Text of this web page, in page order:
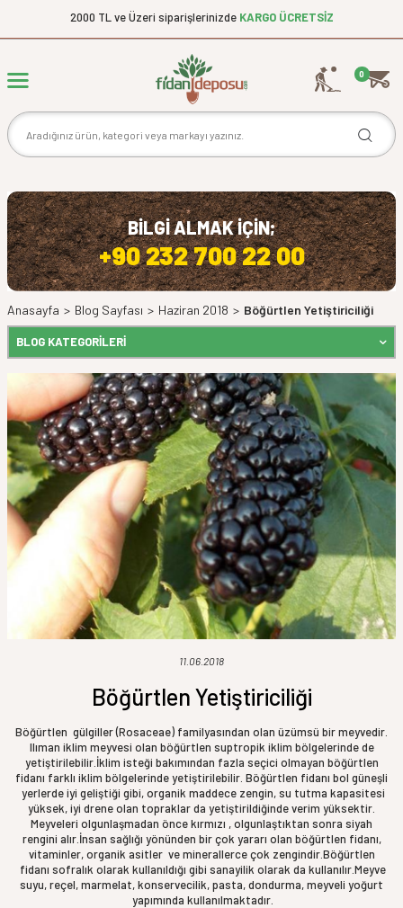
2000 TL ve Üzeri siparişlerinizde KARGO ÜCRETSİZ
0
BİLGİ ALMAK İÇİN;
+90 232 700 22 00
Anasayfa > Blog Sayfası > Haziran 2018 > Böğürtlen Yetiştiriciliği
BLOG KATEGORILERI
11.06.2018
Böğürtlen Yetiştiriciliği
Böğürtlen gülgiller (Rosaceae) familyasından olan üzümsü bir meyvedir.
Ilıman iklim meyvesi olan böğürtlen suptropik iklim bölgelerinde de
yetiştirilebilir.İklim isteği bakımından fazla seçici olmayan böğürtlen
fidanı farklı iklim bölgelerinde yetiştirilebilir. Böğürtlen fidanı bol güneşli
yerlerde iyi geliştiği gibi, organik maddece zengin, su tutma kapasitesi
yüksek, iyi drene olan topraklar da yetiştirildiğinde verim yüksektir.
Meyveleri olgunlaşmadan önce kırmızı , olgunlaştıktan sonra siyah
rengini alır.İnsan sağlığı yönünden bir çok yararı olan böğürtlen fidanı,
vitaminler, organik asitler ve minerallerce çok zengindir.Böğürtlen
fidanı sofralık olarak kullanıldığı gibi sanayilik olarak da kullanılır.Meyve
suyu, reçel, marmelat, konservecilik, pasta, dondurma, meyveli yoğurt
yapımında kullanılmaktadır.